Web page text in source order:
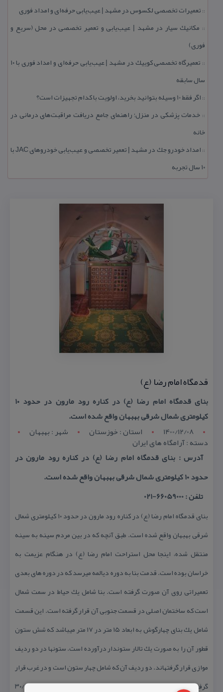
:: تعمیرات تخصصی لكسوس در مشهد | عیب‌یابی حرفه‌ای و امداد فوری
:: مكانیك سیار در مشهد | عیب‌یابی و تعمیر تخصصی در محل (سریع و
فوری)
::
تعمیرگاه تخصصی كوییك در مشهد | عیب‌یابی حرفه‌ای و امداد فوری با ۱۰
سال سابقه
:: اگر فقط 10 وسیله بتوانید بخرید، اولویت با كدام تجهیزات است؟
:: خدمات پزشكی در منزل؛ راهنمای جامع دریافت مراقبت‌های درمانی در
خانه
::
امداد خودرو جك در مشهد | تعمیر تخصصی و عیب‌یابی خودروهای JAC با
۱۰ سال تجربه
قدمگاه امام رضا (ع)
بنای قدمگاه امام رضا (ع) در كناره رود مارون در حدود ۱۰
كیلومتری شمال شرقی بهبهان واقع شده است.
1400/12/08
استان : خوزستان شهر : بهبهان
دسته : آرامگاه های ایران
آدرس : بنای قدمگاه امام رضا (ع) در كناره رود مارون در
حدود ۱۰ كیلومتری شمال شرقی بهبهان واقع شده است.
تلفن : 66059000-021
بنای قدمگاه امام رضا (ع) در كناره رود مارون در حدود ۱۰ كیلومتری شمال
شرقی بهبهان واقع شده است. طبق آنچه كه در بین مردم سینه به سینه
منتقل شده، اینجا محل استراحت امام رضا (ع) در هنگام عزیمت به
خراسان بوده است. قدمت بنا به دوره دیالمه می‏رسد كه در دوره های بعدی
تعمیراتی روی آن صورت گرفته است. بنا شامل یك حیاط در سمت شمال
است كه ساختمان اصلی در قسمت جنوبی آن قرار گرفته است. این قسمت
شامل یك بنای چهارگوش به ابعاد ۱۵ متر در ۱۷ متر می‏باشد كه شش ستون
قطور آن را به صورت یك تالار ستوندار درآورده است. ستونها در دو ردیف
موازی قرار گرفته‏اند. دو ردیف آن كه شامل چهار ستون است و در غرب قرار
گرفته‏اند به ابعاد ۹۰/۲ متر در ۴۵/۱ متر و دو ستون بعدی ۶۰/۱ متر در ۳۰/۱